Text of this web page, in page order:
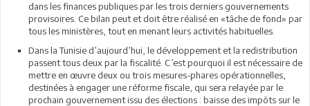
dans les finances publiques par les trois derniers gouvernements
provisoires. Ce bilan peut et doit être réalisé en «tâche de fond» par
tous les ministères, tout en menant leurs activités habituelles.
Dans la Tunisie d’aujourd’hui, le développement et la redistribution
passent tous deux par la fiscalité. C’est pourquoi il est nécessaire de
mettre en œuvre deux ou trois mesures-phares opérationnelles,
destinées à engager une réforme fiscale, qui sera relayée par le
prochain gouvernement issu des élections : baisse des impôts sur le